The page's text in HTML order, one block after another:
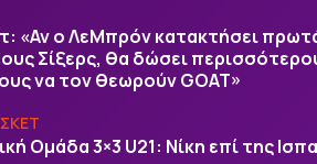
«Αν ο ΛεΜπρόν κατακτήσει
Σίξερς, θα δώσει
να τον θεωρούν GOAT»
Ομάδα 3×3 U21: Νίκη επί της